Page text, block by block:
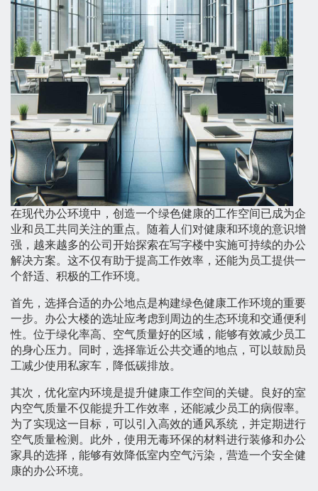
在现代办公环境中，创造一个绿色健康的工作空间已成为企
业和员工共同关注的重点。随着人们对健康和环境的意识增
强，越来越多的公司开始探索在写字楼中实施可持续的办公
解决方案。这不仅有助于提高工作效率，还能为员工提供一
个舒适、积极的工作环境。
首先，选择合适的办公地点是构建绿色健康工作环境的重要
一步。办公大楼的选址应考虑到周边的生态环境和交通便利
性。位于绿化率高、空气质量好的区域，能够有效减少员工
的身心压力。同时，选择靠近公共交通的地点，可以鼓励员
工减少使用私家车，降低碳排放。
其次，优化室内环境是提升健康工作空间的关键。良好的室
内空气质量不仅能提升工作效率，还能减少员工的病假率。
为了实现这一目标，可以引入高效的通风系统，并定期进行
空气质量检测。此外，使用无毒环保的材料进行装修和办公
家具的选择，能够有效降低室内空气污染，营造一个安全健
康的办公环境。